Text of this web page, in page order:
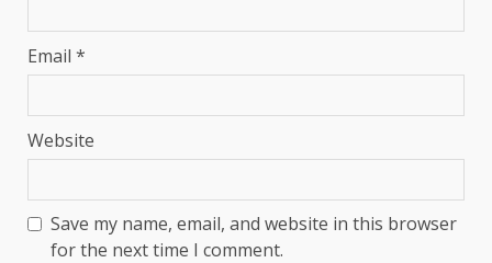
Email *
Website
Save my name, email, and website in this browser
for the next time I comment.